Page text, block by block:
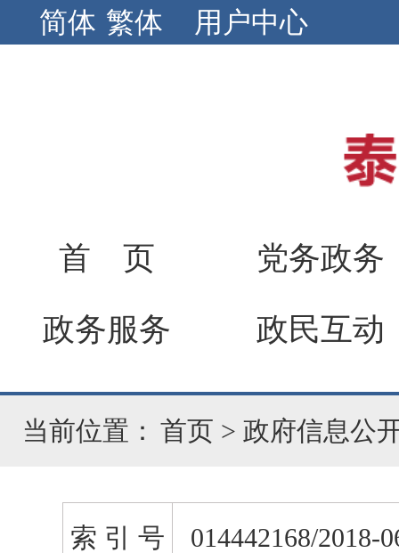
简体 繁体 用户中心
首 页
党务政务
政务服务
政民互动
当前位置： 首页 > 政府信息公
索 引 号 014442168/2018-